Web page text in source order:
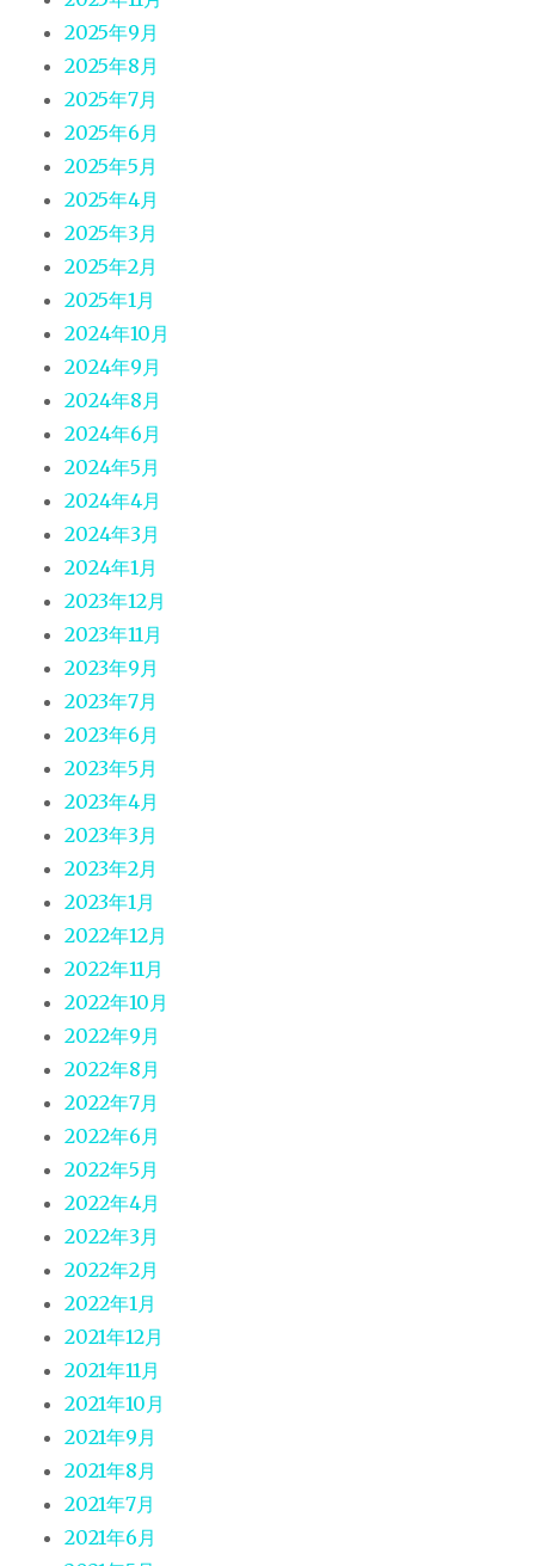
2025年9月
2025年8月
2025年7月
2025年6月
2025年5月
2025年4月
2025年3月
2025年2月
2025年1月
2024年10月
2024年9月
2024年8月
2024年6月
2024年5月
2024年4月
2024年3月
2024年1月
2023年12月
2023年11月
2023年9月
2023年7月
2023年6月
2023年5月
2023年4月
2023年3月
2023年2月
2023年1月
2022年12月
2022年11月
2022年10月
2022年9月
2022年8月
2022年7月
2022年6月
2022年5月
2022年4月
2022年3月
2022年2月
2022年1月
2021年12月
2021年11月
2021年10月
2021年9月
2021年8月
2021年7月
2021年6月